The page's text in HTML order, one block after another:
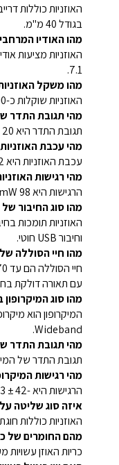
בגודל 40 מ"מ.
מהו האודיו
7.1.
מהו משקל
האוזניות שוקלות כ-390 גרם (0.86 ליברות).
מהי תגובת התדר
תגובת התדר היא 20 הרץ – 28 קילוהרץ.
מהי עכבת
עכבת האוזניות היא 32 אוהם.
מהי רגישות
הרגישות היא 98 dBSPL / mW ב-1 קילוהרץ על ידי HATS.
מהו סוג החיבור של
וחיבור USB חוטי.
מהו חיי הסוללה של
עם תאורה דולקת בחיבור 2.4
מהו סוג המיקרופון
Wideband.
מהי תגובת התדר
תגובת התדר של המיקרופון היא
מהי רגישות
הרגישות היא -42 ± 3 dBV / Pa, 1 קילוהרץ.
איזה סוג שליטה
האוזניות כוללות
מהם החומרים של
כריות האוזן עשויות